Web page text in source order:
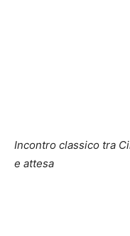
Incontro classico tra
e attesa